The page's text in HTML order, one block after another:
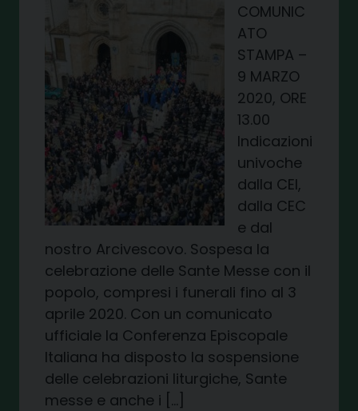
COMUNIC
ATO
STAMPA –
9 MARZO
2020, ORE
13.00
Indicazioni
univoche
dalla CEI,
dalla CEC
e dal
nostro Arcivescovo. Sospesa la
celebrazione delle Sante Messe con il
popolo, compresi i funerali fino al 3
aprile 2020. Con un comunicato
ufficiale la Conferenza Episcopale
Italiana ha disposto la sospensione
delle celebrazioni liturgiche, Sante
messe e anche i […]